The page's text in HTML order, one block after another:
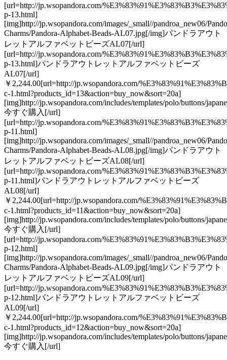
[url=http://jp.wsopandora.com/
p-13.html]
[img]http://jp.wsopandora.com/images/_small//pandroa_new06/
Charms/Pandora-Alphabet-Beads-AL07.jpg[/img]パンドラアウト
レットアルファベットビーズAL07[/url]
[url=http://jp.wsopandora.com/
p-13.html]パンドラアウトレットアルファベットビーズ
AL07[/url]
￥2,244.00[url=http://jp.wsopandora.com/
c-1.html?products_id=13&action=buy_now&sort=20a]
[img]http://jp.wsopandora.com/includes/templates/polo/buttons/
今すぐ購入[/url]
[url=http://jp.wsopandora.com/
p-11.html]
[img]http://jp.wsopandora.com/images/_small//pandroa_new06/
Charms/Pandora-Alphabet-Beads-AL08.jpg[/img]パンドラアウト
レットアルファベットビーズAL08[/url]
[url=http://jp.wsopandora.com/
p-11.html]パンドラアウトレットアルファベットビーズ
AL08[/url]
￥2,244.00[url=http://jp.wsopandora.com/
c-1.html?products_id=11&action=buy_now&sort=20a]
[img]http://jp.wsopandora.com/includes/templates/polo/buttons/
今すぐ購入[/url]
[url=http://jp.wsopandora.com/
p-12.html]
[img]http://jp.wsopandora.com/images/_small//pandroa_new06/
Charms/Pandora-Alphabet-Beads-AL09.jpg[/img]パンドラアウト
レットアルファベットビーズAL09[/url]
[url=http://jp.wsopandora.com/
p-12.html]パンドラアウトレットアルファベットビーズ
AL09[/url]
￥2,244.00[url=http://jp.wsopandora.com/
c-1.html?products_id=12&action=buy_now&sort=20a]
[img]http://jp.wsopandora.com/includes/templates/polo/buttons/
今すぐ購入[/url]